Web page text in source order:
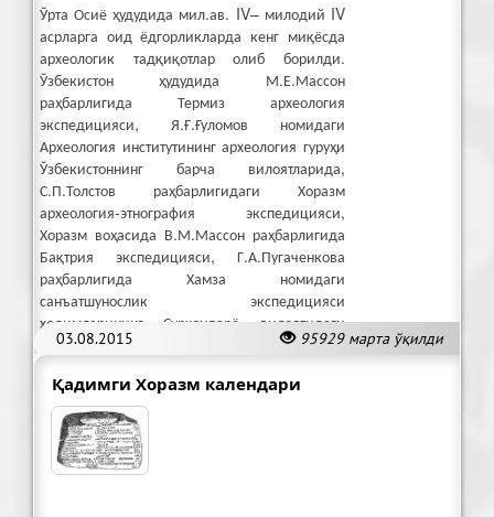
03.08.2015 95929 марта ўқилди
Ўрта Осиё ҳудудида мил.ав. IV– милодий IV
асрларга оид ёдгорликларда кенг миқёсда
археологик тадқиқотлар олиб борилди.
Ўзбекистон ҳудудида М.Е.Массон
раҳбарлигида Термиз археология
экспедицияси, Я.Ғ.Ғуломов номидаги
Археология институтининг археология гуруҳи
Ўзбекистоннинг барча вилоятларида,
С.П.Толстов раҳбарлигидаги Хоразм
археология-этнография экспедицияси,
Хоразм воҳасида В.М.Массон раҳбарлигида
Бақтрия экспедицияси, Г.А.Пугаченкова
раҳбарлигида Хамза номидаги
санъатшунослик экспедицияси
ходимларининг Сурхондарё вилоятидаги
фаолиятларини қайд этиш мумкин.
Қадимги Хоразм календари